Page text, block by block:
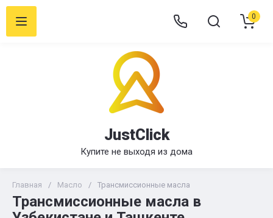
JustClick
Купите не выходя из дома
0
Главная / Масло / Трансмиссионные масла
Трансмиссионные масла в